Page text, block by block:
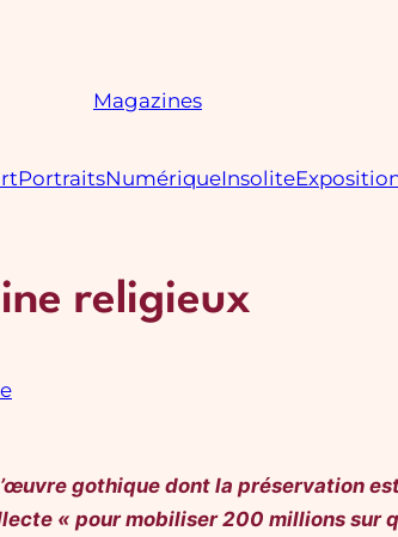
Magazines
PortraitsNumériqueInsolite
religieux
gothique dont la préservation
« pour mobiliser 200 millions sur